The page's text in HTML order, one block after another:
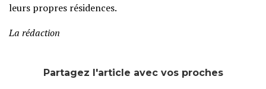
leurs propres résidences.
La rédaction
Partagez l'article avec vos proches